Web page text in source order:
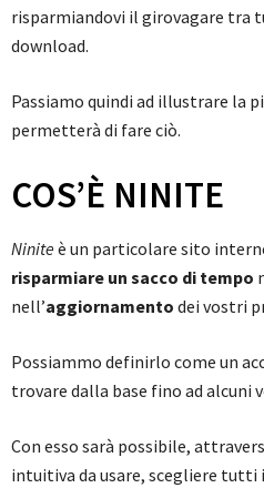
risparmiandovi il girovagare tra
download.
Passiamo quindi ad illustrare la
permetterà di fare ciò.
COS’È NINITE
Niniteè un particolare sito
risparmiare un sacco di tempo
nell’aggiornamento dei vostri
Possiammo definirlo come un
trovare dalla base fino ad alcuni
Con esso sarà possibile,
intuitiva da usare, scegliere tutti